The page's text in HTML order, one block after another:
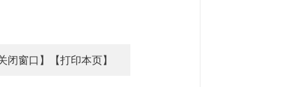
闭窗口】 【打印本页】